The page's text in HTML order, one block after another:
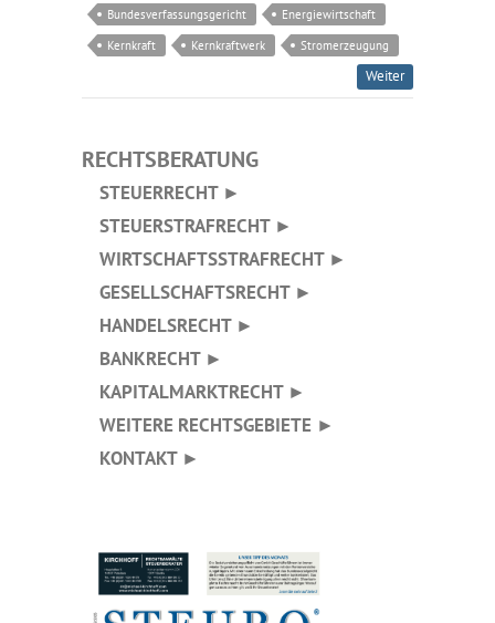
Bundesverfassungsgericht
Energiewirtschaft
Kernkraft
Kernkraftwerk Stromerzeugung
Weiter
RECHTSBERATUNG
STEUERRECHT ►
STEUERSTRAFRECHT ►
WIRTSCHAFTSSTRAFRECHT ►
GESELLSCHAFTSRECHT ►
HANDELSRECHT ►
BANKRECHT ►
KAPITALMARKTRECHT ►
WEITERE RECHTSGEBIETE ►
KONTAKT ►